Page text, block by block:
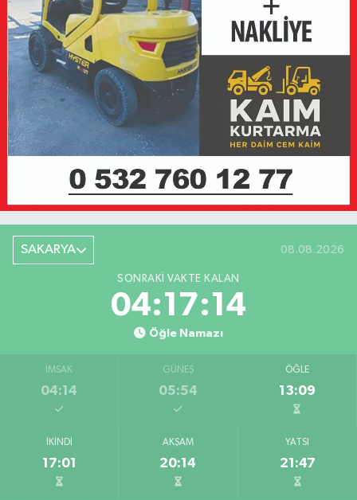
SAKARYA 08.08.2026
SONRAKI VAKTE KALAN
04:17:14
Öğle Namazı
İMSAK
04:14
GÜNEŞ
05:54
ÖĞLE
13:09
İKINDI
17:01
AKŞAM
20:14
YATSI
21:47